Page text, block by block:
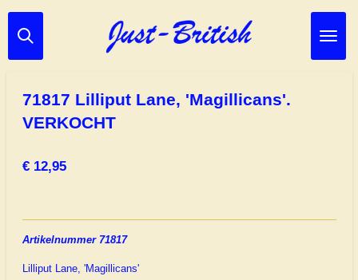
Ga
direct
71817 Lilliput Lane, 'Magillicans'.
VERKOCHT
€ 12,95
Artikelnummer 71817
Lilliput Lane, 'Magillicans'